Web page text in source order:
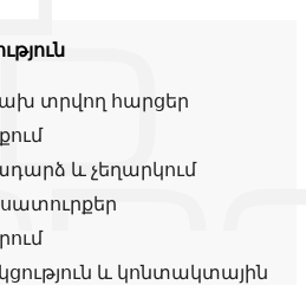
տրվող հարցեր
և չեղարկում
և կոնտակտային